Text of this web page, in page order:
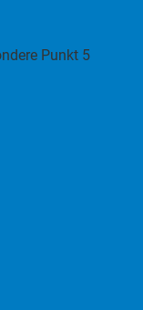
Punkt 5